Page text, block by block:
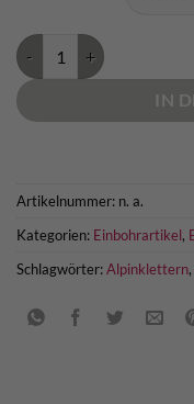
Fischer FAZ II
IN
Artikelnummer: n. a.
Kategorien: Einbohrartikel,
Schlagwörter:Alpinklettern,